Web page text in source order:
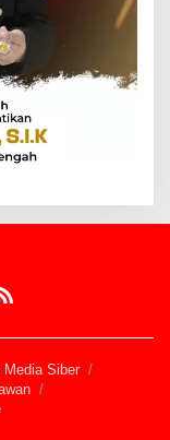
Media Siber